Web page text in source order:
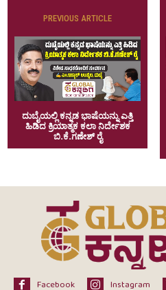
PREVIOUS ARTICLE
ದುಬೈಯಲ್ಲಿ ಕನ್ನಡ ಭಾಷೆಯನ್ನು ಎತ್ತಿ
ಹಿಡಿದ ಕ್ರಿಯಾತ್ಮಕ ಕಲಾ ನಿರ್ದೇಶಕ
ಬಿ.ಕೆ.ಗಣೇಶ್ ರೈ
Facebook Instagram